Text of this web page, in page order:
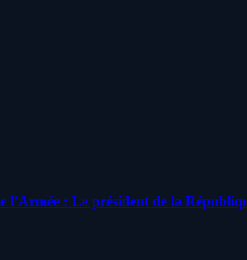
: Le président de la